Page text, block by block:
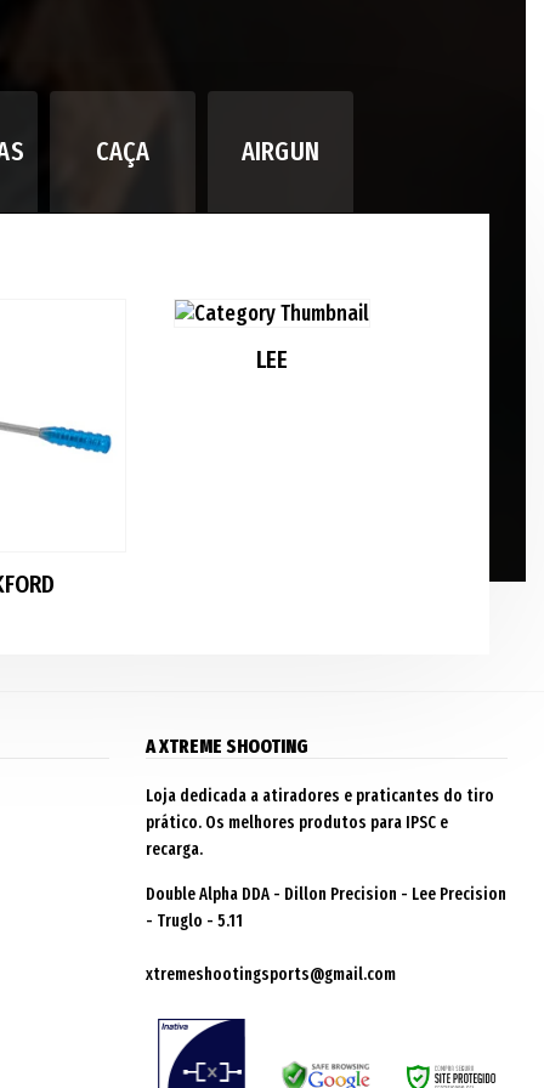
CAÇA AIRGUN
LEE
A XTREME SHOOTING
Loja dedicada a atiradores e praticantes do tiro
prático. Os melhores produtos para IPSC e
recarga.
Double Alpha DDA - Dillon Precision - Lee Precision
- Truglo - 5.11
xtremeshootingsports@gmail.com